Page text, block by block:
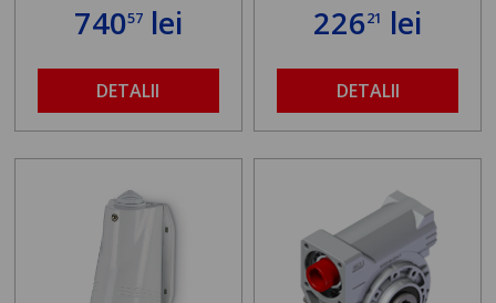
74057lei
DETALII
22621 lei
DETALII